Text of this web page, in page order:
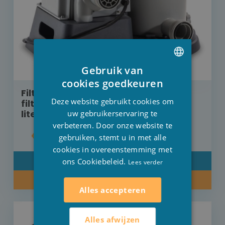
Filter behuizing en motor voor Intex
filterpomp 28634GS, debiet 9463
liter/h OP=OP
€ 40,00
DETAIL
KOOP NU
ENGLISH
Gebruik van
cookies goedkeuren
Deze website gebruikt cookies om
uw gebruikerservaring te
verbeteren. Door onze website te
gebruiken, stemt u in met alle
cookies in overeenstemming met
ons Cookiebeleid. Lees verder
Alles accepteren
Alles afwijzen